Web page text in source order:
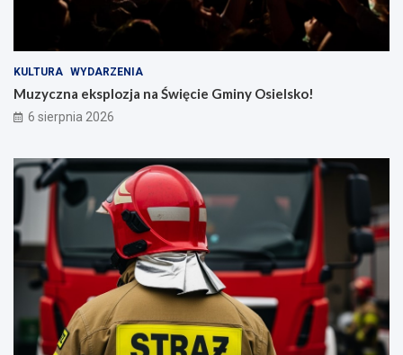
KULTURA WYDARZENIA
Muzyczna eksplozja na Święcie Gminy Osielsko!
6 sierpnia 2026